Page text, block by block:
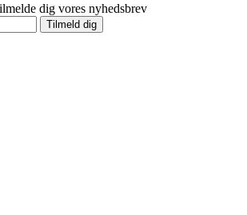
dig vores nyhedsbrev
Tilmeld dig